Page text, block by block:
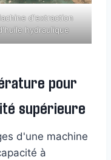
d'extraction
hydraulique
pour
supérieure
d'une machine
à